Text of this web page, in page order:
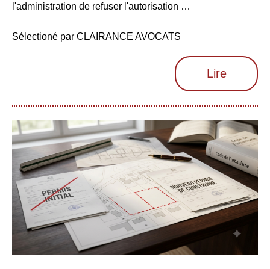
l'administration de refuser l'autorisation …
Sélectioné par CLAIRANCE AVOCATS
Lire